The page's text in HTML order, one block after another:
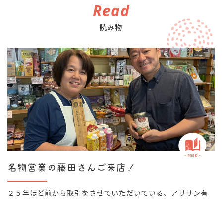
Read
読み物
名物営業の藤田さんご来店！
２５年ほど前から取引をさせていただいている、アリサン有